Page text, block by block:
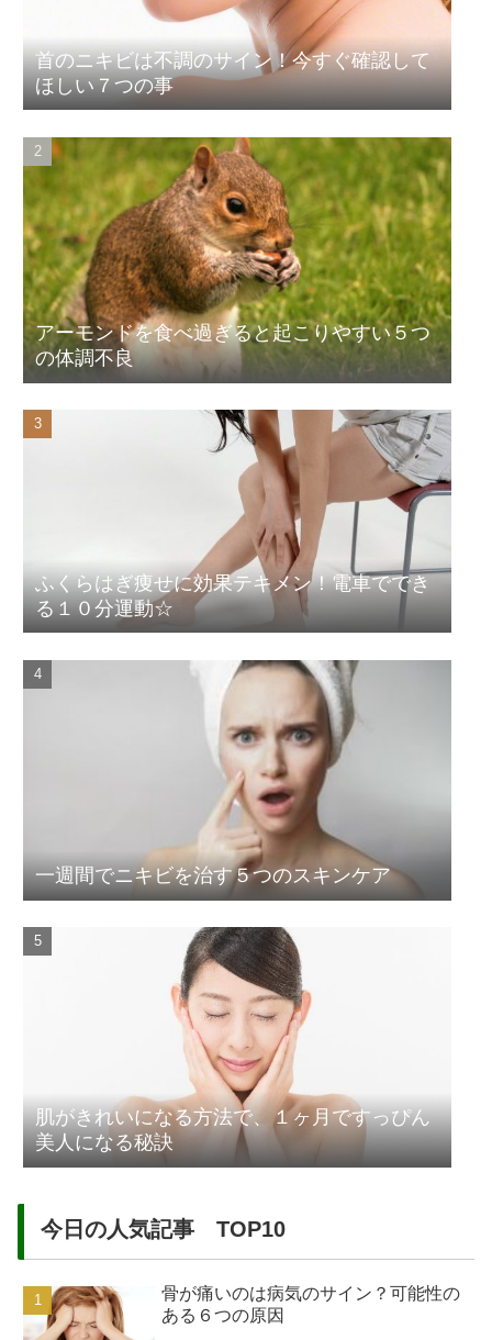
首のニキビは不調のサイン！今すぐ確認して
ほしい７つの事
アーモンドを食べ過ぎると起こりやすい５つ
の体調不良
ふくらはぎ痩せに効果テキメン！電車ででき
る１０分運動☆
一週間でニキビを治す５つのスキンケア
肌がきれいになる方法で、１ヶ月ですっぴん
美人になる秘訣
今日の人気記事 TOP10
骨が痛いのは病気のサイン？可能性の
ある６つの原因